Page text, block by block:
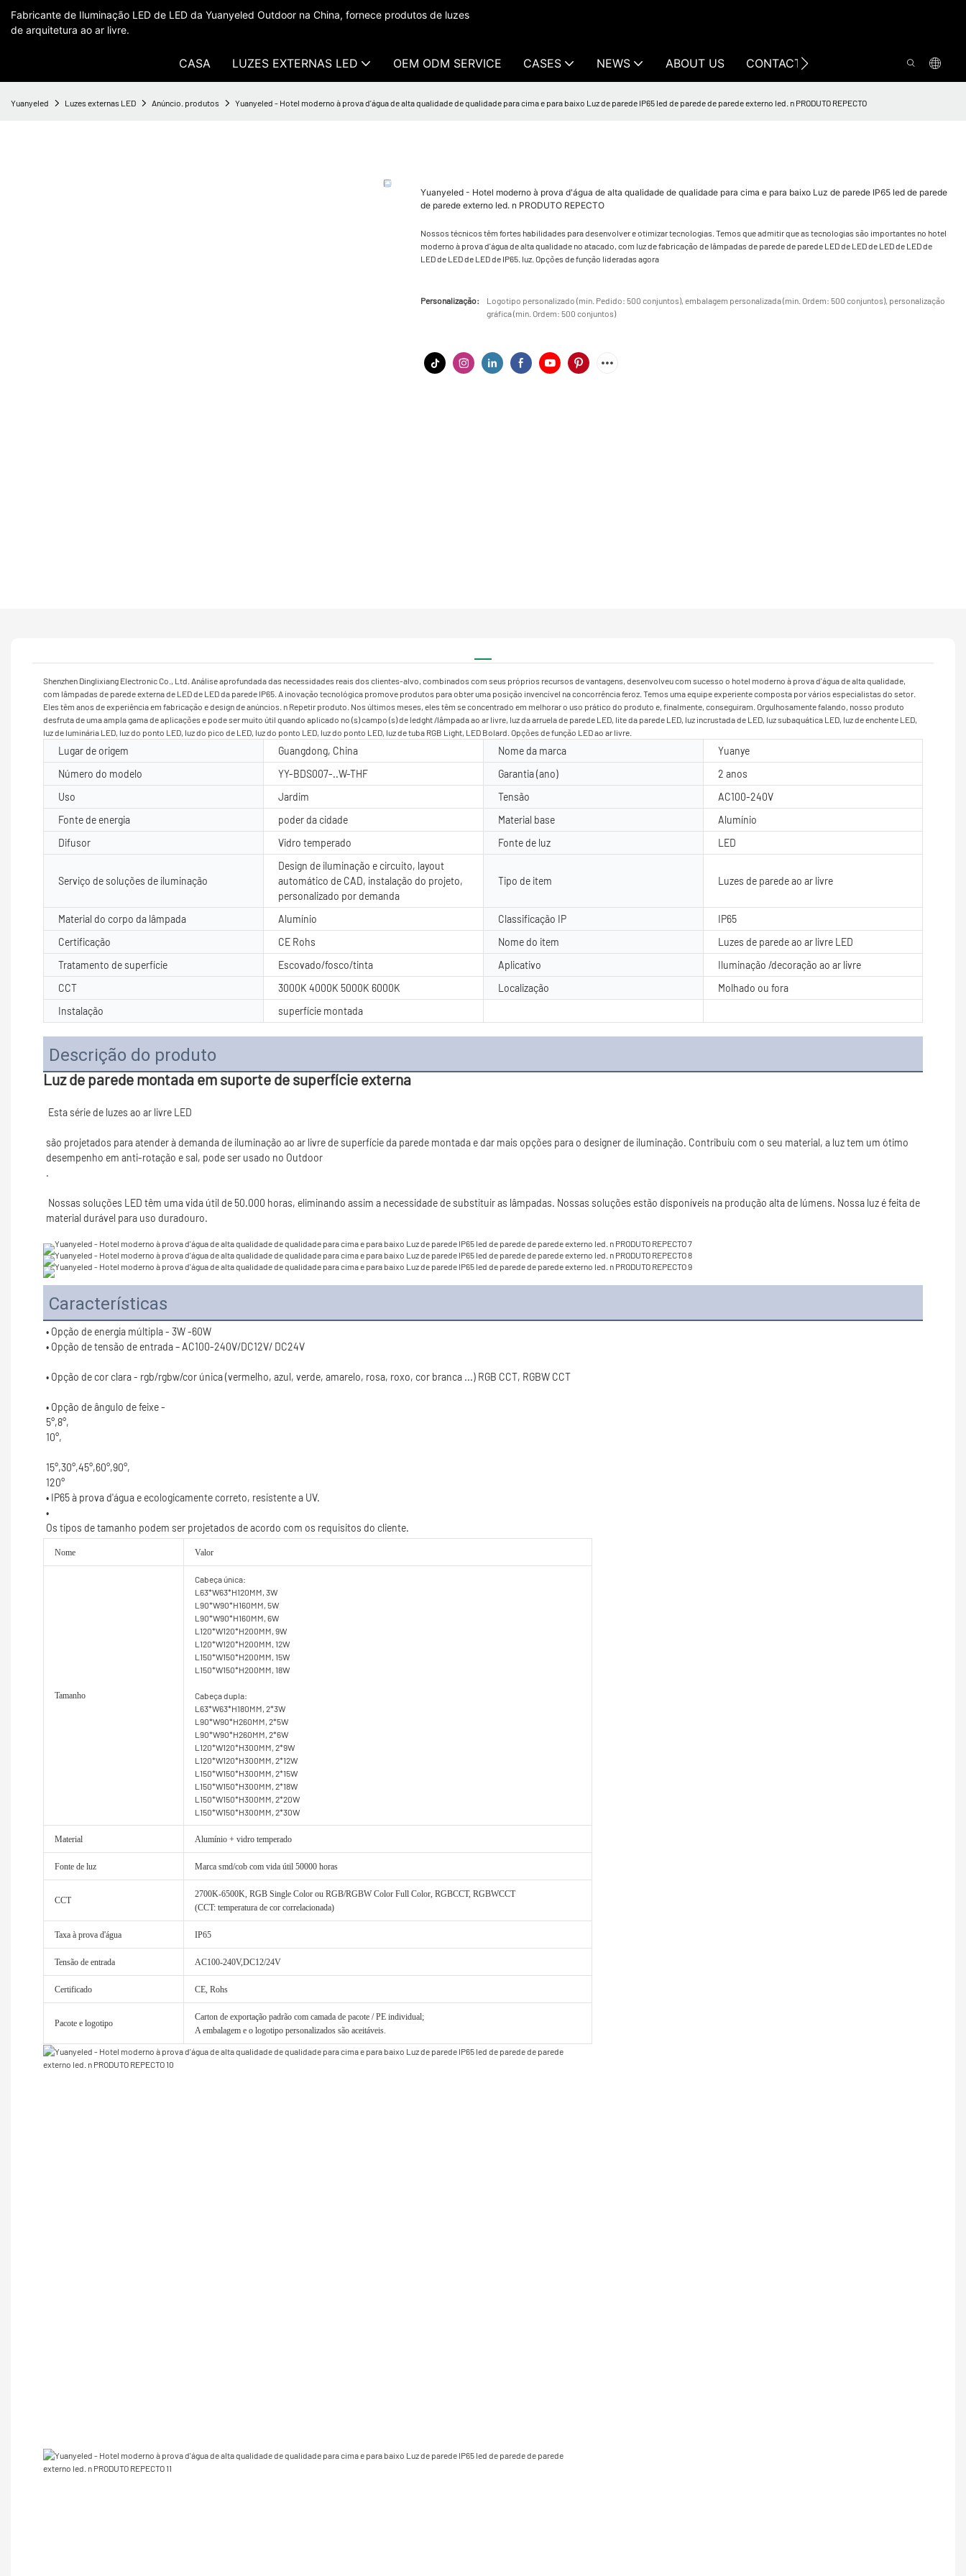
Fabricante de Iluminação LED de LED da Yuanyeled Outdoor na China, fornece produtos de luzes
de arquitetura ao ar livre.
CASA LUZES EXTERNAS LED OEM ODM SERVICE CASES NEWS ABOUT US CONTACT US
Yuanyeled Luzes externas LED Anúncio. produtos Yuanyeled - Hotel moderno à prova d'água de alta qualidade de qualidade para cima e para baixo Luz de parede IP65 led de parede de parede externo led. n PRODUTO REPECTO
Yuanyeled - Hotel moderno à prova d'água de alta qualidade de qualidade para cima e para baixo Luz de parede IP65 led de parede
de parede externo led. n PRODUTO REPECTO
Nossos técnicos têm fortes habilidades para desenvolver e otimizar tecnologias. Temos que admitir que as tecnologias são importantes no hotel
moderno à prova d'água de alta qualidade no atacado, com luz de fabricação de lâmpadas de parede de parede LED de LED de LED de LED de
LED de LED de LED de IP65. luz. Opções de função lideradas agora
Personalização:
Logotipo personalizado (min. Pedido: 500 conjuntos), embalagem personalizada (min. Ordem: 500 conjuntos), personalização
gráfica (min. Ordem: 500 conjuntos)
Shenzhen Dinglixiang Electronic Co., Ltd. Análise aprofundada das necessidades reais dos clientes-alvo, combinados com seus próprios recursos de vantagens, desenvolveu com sucesso o hotel moderno à prova d'água de alta qualidade,
com lâmpadas de parede externa de LED de LED da parede IP65. A inovação tecnológica promove produtos para obter uma posição invencível na concorrência feroz. Temos uma equipe experiente composta por vários especialistas do setor.
Eles têm anos de experiência em fabricação e design de anúncios. n Repetir produto. Nos últimos meses, eles têm se concentrado em melhorar o uso prático do produto e, finalmente, conseguiram. Orgulhosamente falando, nosso produto
desfruta de uma ampla gama de aplicações e pode ser muito útil quando aplicado no (s) campo (s) de ledght /lâmpada ao ar livre, luz da arruela de parede LED, lite da parede LED, luz incrustada de LED, luz subaquática LED, luz de enchente LED,
luz de luminária LED, luz do ponto LED, luz do pico de LED, luz do ponto LED, luz do ponto LED, luz de tuba RGB Light, LED Bolard. Opções de função LED ao ar livre.
Lugar de origem Guangdong, China Nome da marca
Yuanye
Número do modelo
YY-BDS007-..W-THF Garantia (ano)
2 anos
Uso
Jardim Tensão
AC100-240V
Fonte de energia
poder da cidade Material base
Alumínio
Difusor
Vidro temperado Fonte de luz LED
Serviço de soluções de iluminação
Design de iluminação e circuito, layout
automático de CAD, instalação do projeto,
personalizado por demanda
Tipo de item Luzes de parede ao ar livre
Material do corpo da lâmpada Alumínio Classificação IP
IP65
Certificação
CE Rohs Nome do item
Luzes de parede ao ar livre LED
Tratamento de superfície
Escovado/fosco/tinta Aplicativo
Iluminação /decoração ao ar livre
CCT
3000K 4000K 5000K 6000K Localização
Molhado ou fora
Instalação
superfície montada
Descrição do produto
Luz de parede montada em suporte de superfície externa
são projetados para atender à demanda de iluminação ao ar livre de superfície da parede montada e dar mais opções para o designer de iluminação. Contribuiu com o seu material, a luz tem um ótimo
Características
120°
Nome Valor
Tamanho
Cabeça única:
L63*W63*H120MM, 3W
L90*W90*H160MM, 5W
L90*W90*H160MM, 6W
L120*W120*H200MM, 9W
L120*W120*H200MM, 12W
L150*W150*H200MM, 15W
L150*W150*H200MM, 18W
Cabeça dupla:
L63*W63*H180MM, 2*3W
L90*W90*H260MM, 2*5W
L90*W90*H260MM, 2*6W
L120*W120*H300MM, 2*9W
L120*W120*H300MM, 2*12W
L150*W150*H300MM, 2*15W
L150*W150*H300MM, 2*18W
L150*W150*H300MM, 2*20W
L150*W150*H300MM, 2*30W
Material Alumínio + vidro temperado
Fonte de luz Marca smd/cob com vida útil 50000 horas
CCT
2700K-6500K, RGB Single Color ou RGB/RGBW Color Full Color, RGBCCT, RGBWCCT
(CCT: temperatura de cor correlacionada)
Taxa à prova d'água IP65
Tensão de entrada AC100-240V,DC12/24V
Certificado CE, Rohs
Pacote e logotipo
Carton de exportação padrão com camada de pacote / PE individual;
A embalagem e o logotipo personalizados são aceitáveis.